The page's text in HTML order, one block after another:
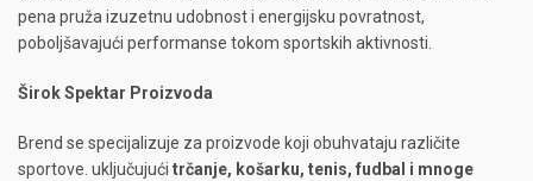
pena pruža izuzetnu udobnost i energijsku povratnost,
poboljšavajući performanse tokom sportskih aktivnosti.
Širok Spektar Proizvoda
Brend se specijalizuje za proizvode koji obuhvataju različite
sportove. uključujući trčanje, košarku, tenis, fudbal i mnoge